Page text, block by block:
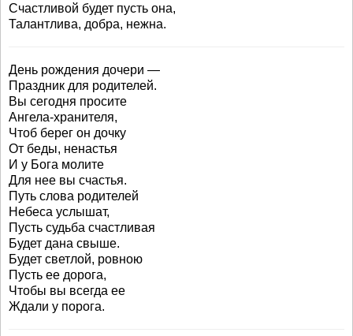
Счастливой будет пусть она,
Талантлива, добра, нежна.
День рождения дочери —
Праздник для родителей.
Вы сегодня просите
Ангела-хранителя,
Чтоб берег он дочку
От беды, ненастья
И у Бога молите
Для нее вы счастья.
Путь слова родителей
Небеса услышат,
Пусть судьба счастливая
Будет дана свыше.
Будет светлой, ровною
Пусть ее дорога,
Чтобы вы всегда ее
Ждали у порога.